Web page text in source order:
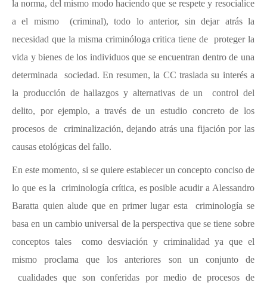
la norma, del mismo modo haciendo que se respete y resocialice
a el mismo (criminal), todo lo anterior, sin dejar atrás la
necesidad que la misma criminóloga critica tiene de proteger la
vida y bienes de los individuos que se encuentran dentro de una
determinada sociedad. En resumen, la CC traslada su interés a
la producción de hallazgos y alternativas de un control del
delito, por ejemplo, a través de un estudio concreto de los
procesos de criminalización, dejando atrás una fijación por las
causas etológicas del fallo.
En este momento, si se quiere establecer un concepto conciso de
lo que es la criminología crítica, es posible acudir a Alessandro
Baratta quien alude que en primer lugar esta criminología se
basa en un cambio universal de la perspectiva que se tiene sobre
conceptos tales como desviación y criminalidad ya que el
mismo proclama que los anteriores son un conjunto de
cualidades que son conferidas por medio de procesos de